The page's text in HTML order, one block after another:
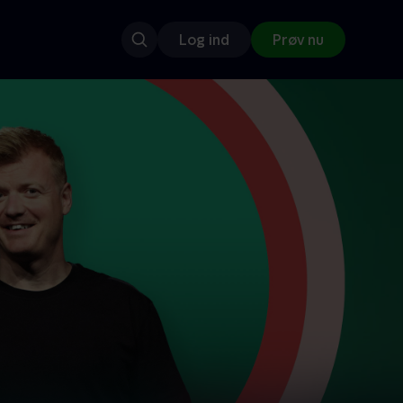
Log ind Prøv nu